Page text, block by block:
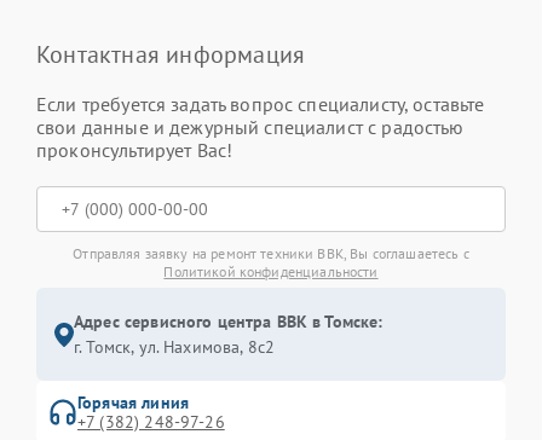
Контактная информация
Если требуется задать вопрос специалисту, оставьте
свои данные и дежурный специалист с радостью
проконсультирует Вас!
Отправляя заявку на ремонт техники BBK, Вы соглашаетесь с
Политикой конфиденциальности
Адрес сервисного центра BBK в Томске:
г. Томск, ул. Нахимова, 8с2
Горячая линия
+7 (382) 248-97-26